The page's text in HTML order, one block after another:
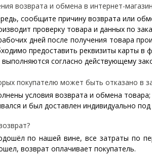
возврата и обмена в интернет-
сообщите причину возврата или
проверку товара и данных по
дней после получения товара
предоставить реквизиты карты в
выполняются согласно действующему
покупателю может быть отказано в
условия возврата и обмена товара;
и был доставлен индивидуально
по нашей вине, все затраты по
возврат оплачивает покупатель.